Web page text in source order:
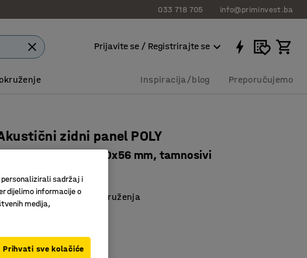
033 718 705 info@priminvest.ba
Prijavite se / Registrirajte se
Inspiracija/blog Preporučujemo
zidni panel POLY
Pravokutni, 600x1180x56 mm, tamnosivi
:385184
Prikladno za različita okruženja
Za tiše okruženje
Boja:Tamno siva
sadržaj i
dijelimo informacije o
medija,
Prihvati sve kolačiće